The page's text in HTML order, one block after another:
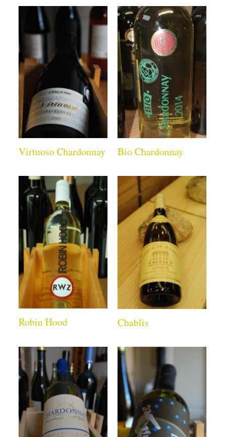
Virtuoso Chardonnay Bio Chardonnay
Robin Hood Chablis